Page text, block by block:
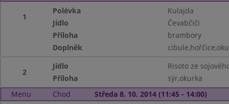
1
Polévka
Kulajda
Jídlo
Čevabčiči
Příloha
brambory
Doplněk
2
Jídlo
Risoto ze
Příloha
sýr,okurka
Menu
Chod Středa 8. 10. 2014 (11:45 - 14:00)